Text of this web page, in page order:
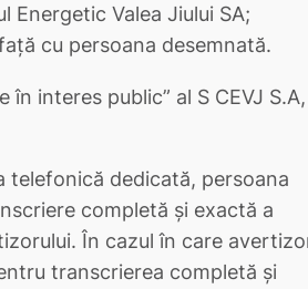
Energetic Valea Jiului SA;
cu persoana desemnată.
interes public” al S CEVJ S.A,
telefonică dedicată, persoana
completă şi exactă a
În cazul în care
transcrierea completă și